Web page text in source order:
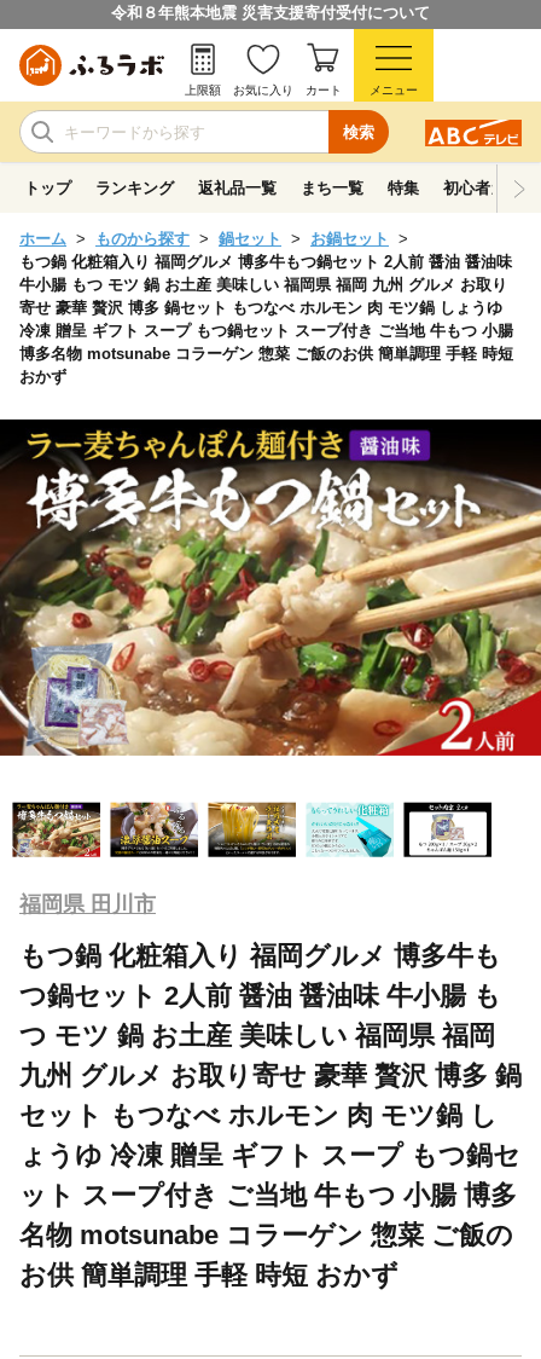
令和８年熊本地震 災害支援寄付受付について
検索
上限額 お気に入り カート メニュー
トップ ランキング 返礼品一覧 まち一覧 特集 初心者ガイド
ホーム ものから探す 鍋セット
お鍋セット
もつ鍋 化粧箱入り 福岡グルメ 博多牛もつ鍋セット 2人前 醤油 醤油味
牛小腸 もつ モツ 鍋 お土産 美味しい 福岡県 福岡 九州 グルメ お取り
寄せ 豪華 贅沢 博多 鍋セット もつなべ ホルモン 肉 モツ鍋 しょうゆ
冷凍 贈呈 ギフト スープ もつ鍋セット スープ付き ご当地 牛もつ 小腸
博多名物 motsunabe コラーゲン 惣菜 ご飯のお供 簡単調理 手軽 時短
おかず
福岡県 田川市
もつ鍋 化粧箱入り 福岡グルメ 博多牛も
つ鍋セット 2人前 醤油 醤油味 牛小腸 も
つ モツ 鍋 お土産 美味しい 福岡県 福岡
九州 グルメ お取り寄せ 豪華 贅沢 博多 鍋
セット もつなべ ホルモン 肉 モツ鍋 し
ょうゆ 冷凍 贈呈 ギフト スープ もつ鍋セ
ット スープ付き ご当地 牛もつ 小腸 博多
名物 motsunabe コラーゲン 惣菜 ご飯の
お供 簡単調理 手軽 時短 おかず